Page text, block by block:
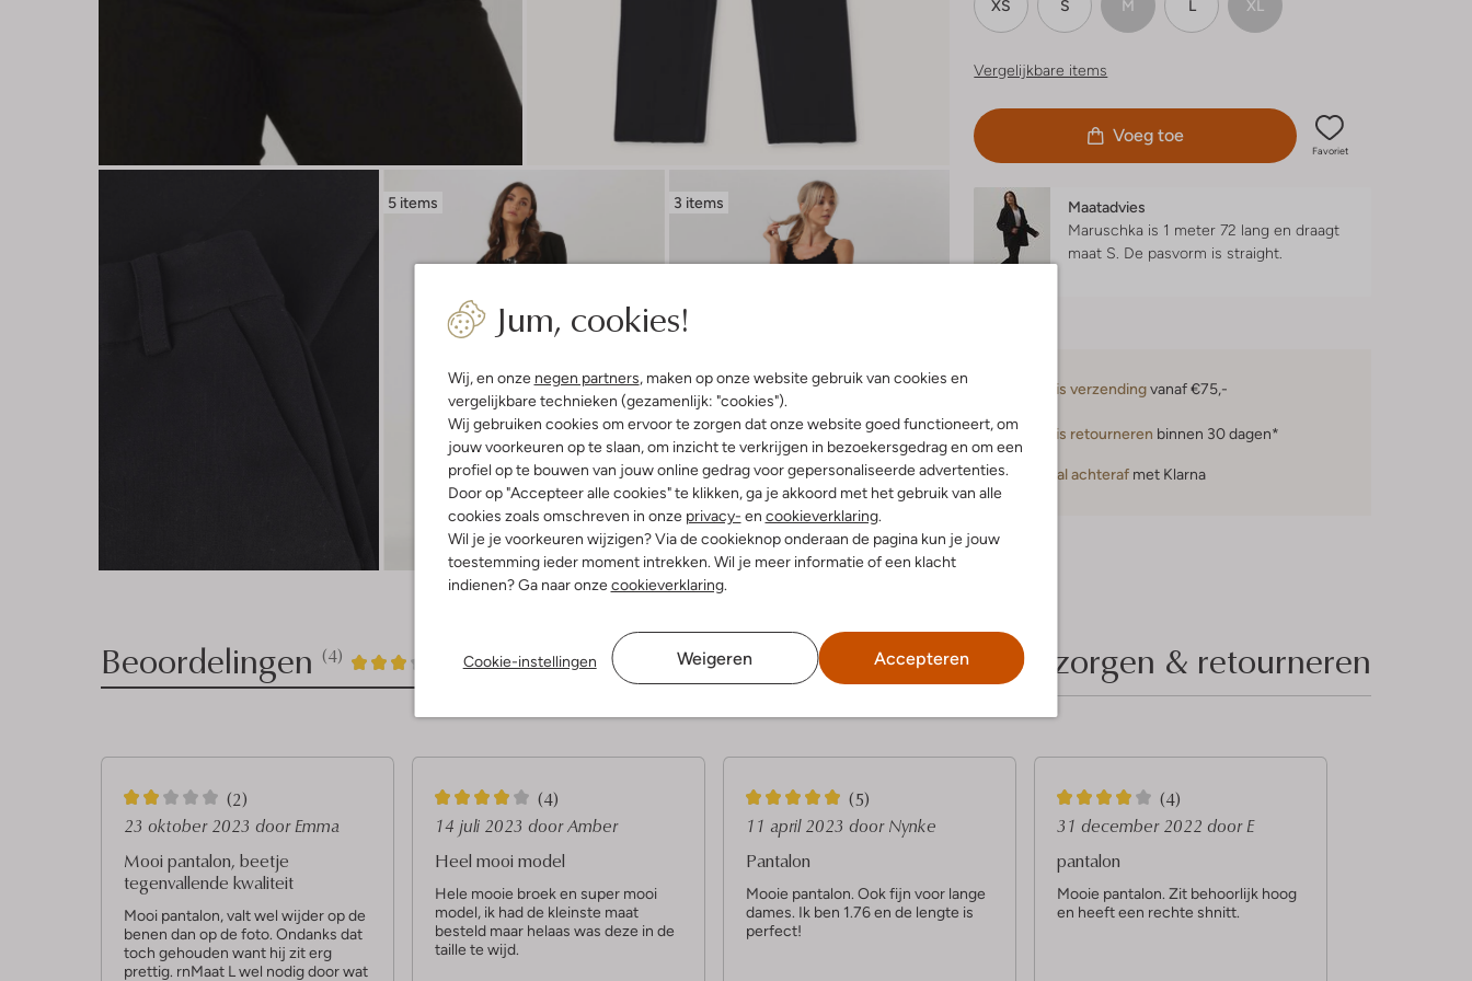
Jum, cookies!
Wij, en onze negen partners, maken op onze website gebruik van cookies en
vergelijkbare technieken (gezamenlijk: "cookies").
Wij gebruiken cookies om ervoor te zorgen dat onze website goed functioneert, om
jouw voorkeuren op te slaan, om inzicht te verkrijgen in bezoekersgedrag en om een
profiel op te bouwen van jouw online gedrag voor gepersonaliseerde advertenties.
Door op "Accepteer alle cookies" te klikken, ga je akkoord met het gebruik van alle
cookies zoals omschreven in onze privacy- en cookieverklaring.
Wil je je voorkeuren wijzigen? Via de cookieknop onderaan de pagina kun je jouw
toestemming ieder moment intrekken. Wil je meer informatie of een klacht
indienen? Ga naar onzecookieverklaring.
Cookie-instellingen Weigeren Accepteren
5 items
Ontdek de look
3 items
Ontdek de look
XS S M L XL
Vergelijkbare items
Voeg toe
Favoriet
Maatadvies
Maruschka is 1 meter 72 lang en draagt
maat S. De pasvorm is straight.
Gratis verzendingvanaf €75,-
Gratis retourneren binnen 30 dagen*
Betaal achteraf met Klarna
Product informatie
Beoordelingen (4) 3/5
4
3
Bezorgen & retourneren
2
S
t
e
r
r
(2)
23 oktober 2023 door Emma
Mooi pantalon, beetje
tegenvallende kwaliteit
Mooi pantalon, valt wel wijder op de
benen dan op de foto. Ondanks dat
toch gehouden want hij zit erg
prettig. rnMaat L wel nodig door wat
4
S
t
e
r
r
(4)
14 juli 2023 door Amber
Heel mooi model
Hele mooie broek en super mooi
model, ik had de kleinste maat
besteld maar helaas was deze in de
taille te wijd.
5
S
t
e
r
r
(5)
11 april 2023 door Nynke
Pantalon
Mooie pantalon. Ook fijn voor lange
dames. Ik ben 1.76 en de lengte is
perfect!
4
S
t
e
r
(4)
31 december 2022 door E
pantalon
Mooie pantalon. Zit behoorlijk hoog
en heeft een rechte shnitt.